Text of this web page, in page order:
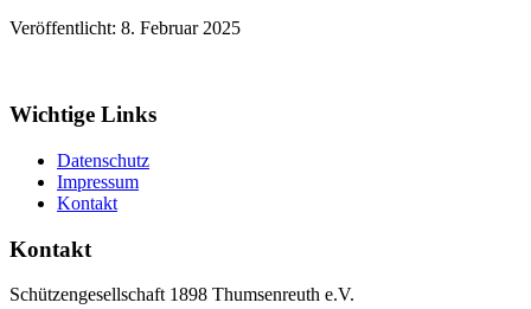
Veröffentlicht: 8. Februar 2025
Wichtige Links
Datenschutz
Impressum
Kontakt
Kontakt
Schützengesellschaft 1898 Thumsenreuth e.V.